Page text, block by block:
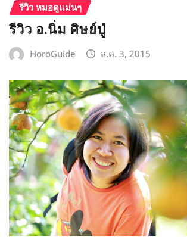
รีวิว หมอดูแม่นๆ
รีวิว อ.นิ่ม ศิษย์ปู่
HoroGuide ส.ค. 3, 2015